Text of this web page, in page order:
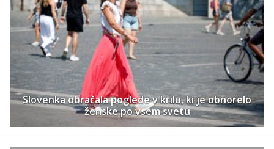
Slovenka obračala poglede v krilu, ki je obnorelo
ženske po vsem svetu